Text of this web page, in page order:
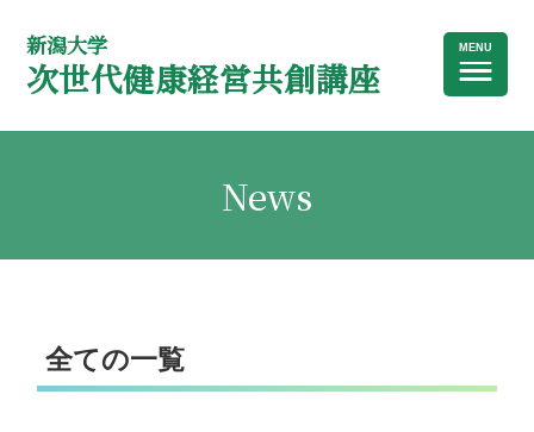
新潟大学
次世代健康経営共創講座
News
全ての一覧